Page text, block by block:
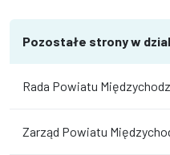
Pozostałe strony w
Rada Powiatu
Zarząd Powiatu